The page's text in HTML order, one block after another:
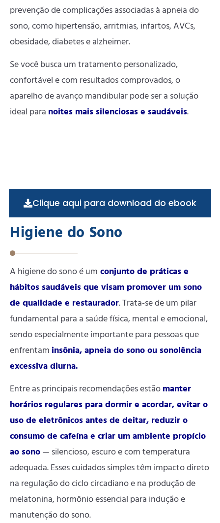
prevenção de complicações associadas à apneia do
sono, como hipertensão, arritmias, infartos, AVCs,
obesidade, diabetes e alzheimer.
Se você busca um tratamento personalizado,
confortável e com resultados comprovados, o
aparelho de avanço mandibular pode ser a solução
ideal para noites mais silenciosas e saudáveis.
Clique aqui para download do ebook
Higiene do Sono
A higiene do sono é um conjunto de práticas e
hábitos saudáveis que visam promover um sono
de qualidade e restaurador. Trata-se de um pilar
fundamental para a saúde física, mental e emocional,
sendo especialmente importante para pessoas que
enfrentam insônia, apneia do sono ou sonolência
excessiva diurna.
Entre as principais recomendações estãomanter
horários regulares para dormir e acordar, evitar o
uso de eletrônicos antes de deitar, reduzir o
consumo de cafeína e criar um ambiente propício
ao sono— silencioso, escuro e com temperatura
adequada. Esses cuidados simples têm impacto direto
na regulação do ciclo circadiano e na produção de
melatonina, hormônio essencial para indução e
manutenção do sono.